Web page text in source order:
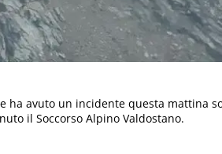
ha avuto un incidente questa mattina
il Soccorso Alpino Valdostano.